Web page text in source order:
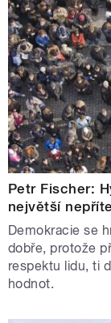
Petr Fischer:
největší
Demokracie se
dobře, protože
respektu lidu, ti
hodnot.